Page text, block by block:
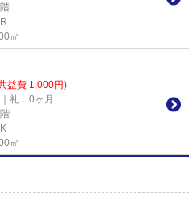
㎡
益費 1,000円)
礼：0ヶ月
㎡